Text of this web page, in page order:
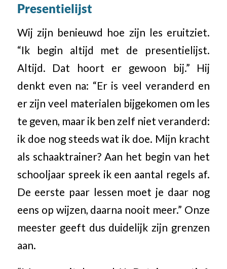
Presentielijst
Wij zijn benieuwd hoe zijn les eruitziet.
“Ik begin altijd met de presentielijst.
Altijd. Dat hoort er gewoon bij.” Hij
denkt even na: “Er is veel veranderd en
er zijn veel materialen bijgekomen om les
te geven, maar ik ben zelf niet veranderd:
ik doe nog steeds wat ik doe. Mijn kracht
als schaaktrainer? Aan het begin van het
schooljaar spreek ik een aantal regels af.
De eerste paar lessen moet je daar nog
eens op wijzen, daarna nooit meer.” Onze
meester geeft dus duidelijk zijn grenzen
aan.